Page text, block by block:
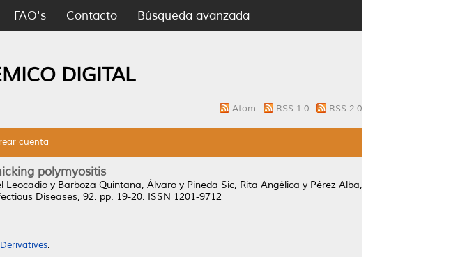
FAQ's Contacto Búsqueda avanzada
DIGITAL
Atom RSS 1.0 RSS 2.0
cuenta
polymyositis
Leocadio y Barboza Quintana, Álvaro y Pineda Sic, Rita Angélica y Pérez Alba,
Diseases, 92. pp. 19-20. ISSN 1201-9712
.